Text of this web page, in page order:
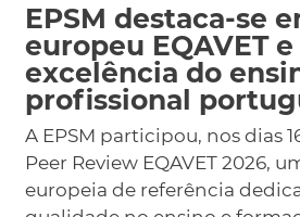
EPSM destaca-se
europeu EQAVET
excelência do
profissional
A EPSM participou, nos dias
Peer Review EQAVET 2026,
europeia de referência